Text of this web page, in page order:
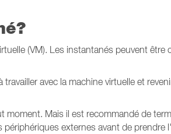
(VM). Les instantanés peuvent être
avec la machine virtuelle et
moment. Mais il est recommandé de
externes avant de prendre